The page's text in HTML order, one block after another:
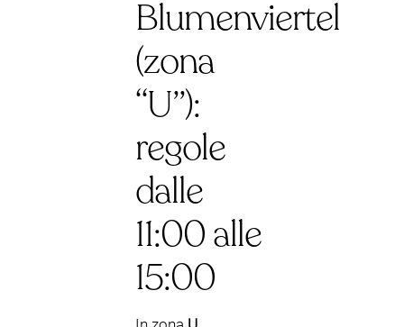
Blumenviertel
(zona
“U”):
regole
dalle
11:00 alle
15:00